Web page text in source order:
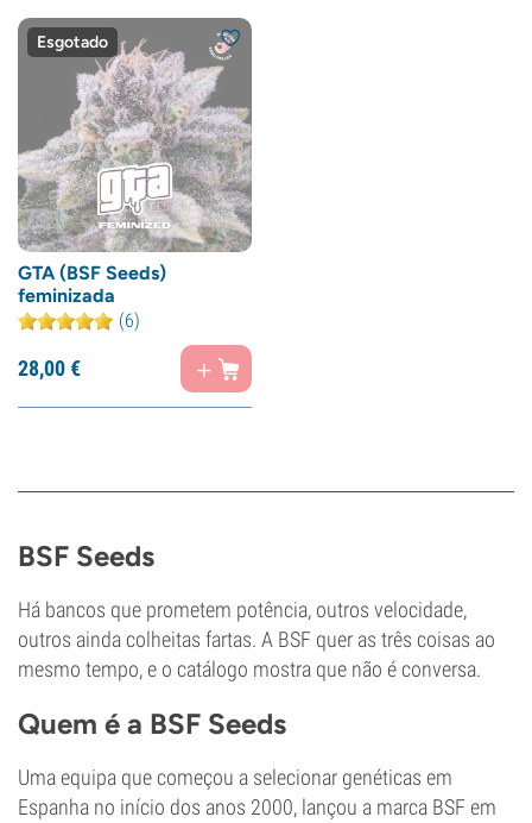
Esgotado
GTA (BSF Seeds)
feminizada
(6)
28,00€
BSF Seeds
Há bancos que prometem potência, outros velocidade,
outros ainda colheitas fartas. A BSF quer as três coisas ao
mesmo tempo, e o catálogo mostra que não é conversa.
Quem é a BSF Seeds
Uma equipa que começou a selecionar genéticas em
Espanha no início dos anos 2000, lançou a marca BSF em